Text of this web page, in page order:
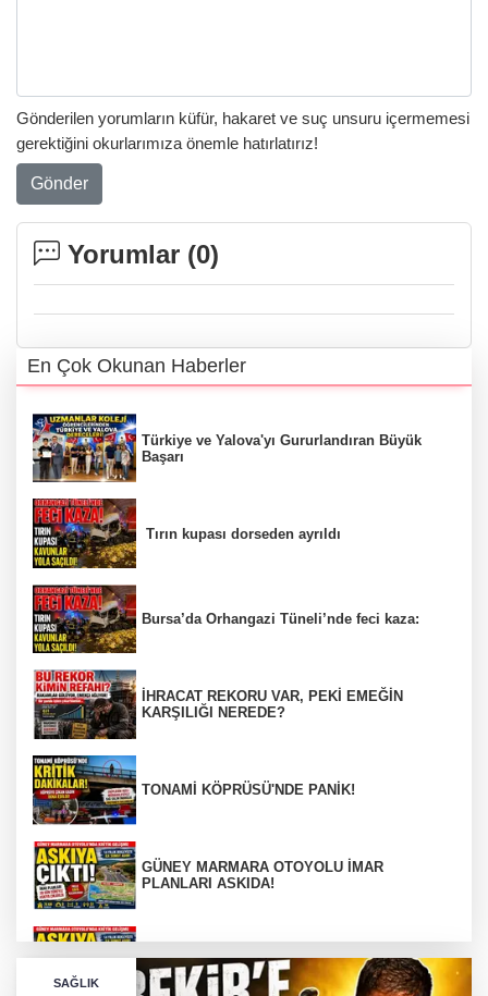
Gönderilen yorumların küfür, hakaret ve suç unsuru içermemesi
gerektiğini okurlarımıza önemle hatırlatırız!
Gönder
Yorumlar (0)
En Çok Okunan Haberler
Türkiye ve Yalova'yı Gururlandıran Büyük
Başarı
Tırın kupası dorseden ayrıldı
Bursa’da Orhangazi Tüneli’nde feci kaza:
İHRACAT REKORU VAR, PEKİ EMEĞİN
KARŞILIĞI NEREDE?
TONAMİ KÖPRÜSÜ'NDE PANİK!
GÜNEY MARMARA OTOYOLU İMAR
PLANLARI ASKIDA!
PLANLARI ASKIDA!
SAĞLIK